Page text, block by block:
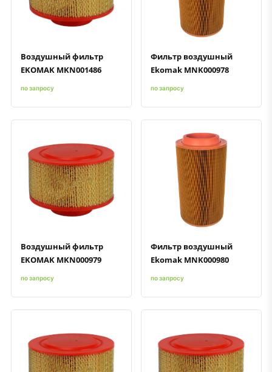
Быстрый просмотрДобавить к сравнению
Добавить в избранное
Воздушный фильтр
EKOMAK MKN001486
по запросу
Быстрый просмотрДобавить к сравнению
Добавить в избранное
Фильтр воздушный
Ekomak MNK000978
по запросу
Быстрый просмотрДобавить к сравнению
Добавить в избранное
Воздушный фильтр
EKOMAK MKN000979
по запросу
Быстрый просмотрДобавить к сравнению
Добавить в избранное
Фильтр воздушный
Ekomak MNK000980
по запросу